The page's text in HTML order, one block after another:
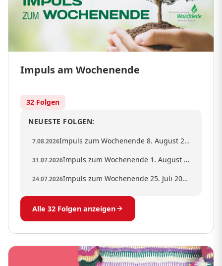
Impuls am Wochenende
32 Folgen
NEUESTE FOLGEN:
7.08.2026 Impuls zum Wochenende 8. August 2026
31.07.2026 Impuls zum Wochenende 1. August 2026
24.07.2026 Impuls zum Wochenende 25. Juli 2026
Alle 32 Folgen anzeigen